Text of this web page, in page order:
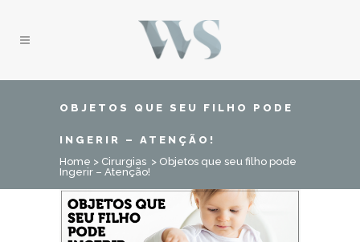
OBJETOS QUE SEU FILHO PODE
INGERIR – ATENÇÃO!
Home > Cirurgias > Objetos que seu filho pode
Ingerir – Atenção!